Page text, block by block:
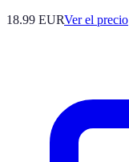
18.99 EURVer el precio